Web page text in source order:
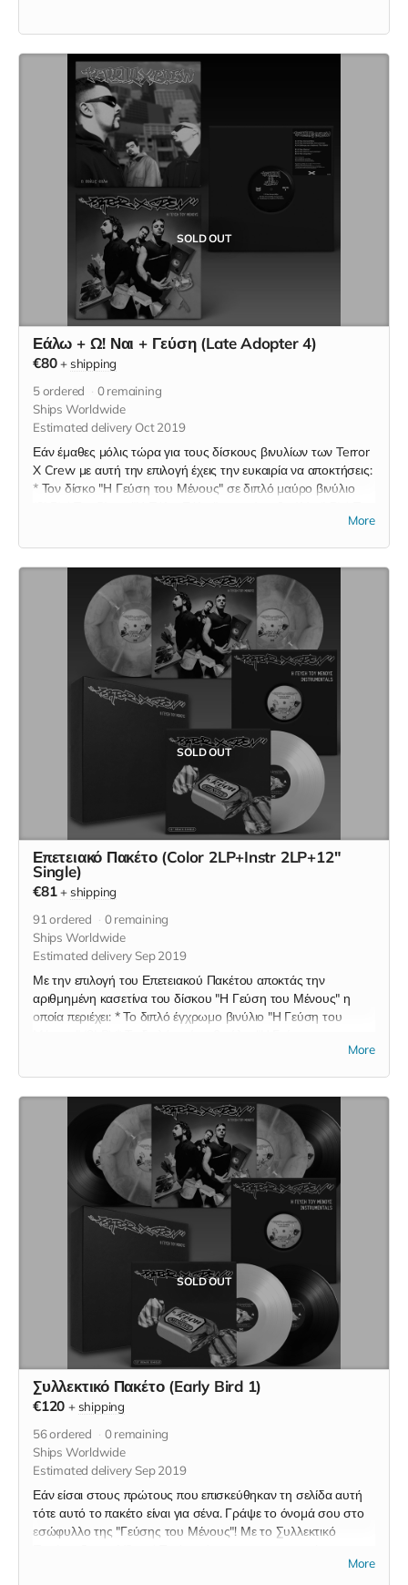
SOLD OUT
Εάλω + Ω! Ναι + Γεύση (Late Adopter 4)
€80 + shipping
5ordered 0remaining
Ships Worldwide
Estimated delivery Oct 2019
Εάν έμαθες μόλις τώρα για τους δίσκους βινυλίων των Terror
X Crew με αυτή την επιλογή έχεις την ευκαιρία να αποκτήσεις:
* Τον δίσκο "Η Γεύση του Μένους" σε διπλό μαύρο βινύλιο
More
SOLD OUT
Επετειακό Πακέτο (Color 2LP+Instr 2LP+12"
Single)
€81 + shipping
91 ordered 0remaining
Ships Worldwide
Estimated delivery Sep 2019
Με την επιλογή του Επετειακού Πακέτου αποκτάς την
αριθμημένη κασετίνα του δίσκου "Η Γεύση του Μένους" η
οποία περιέχει: * Το διπλό έγχρωμο βινύλιο "Η Γεύση του
Μένους - Instrumentals" (2LP) * Το λευκό βινύλιο "Η Γεύση
κασετίνα και δεν θα τυπωθούν ποτέ ξανά.
More
SOLD OUT
Συλλεκτικό Πακέτο (Early Bird 1)
€120 + shipping
56ordered 0remaining
Ships Worldwide
Estimated delivery Sep 2019
Εάν είσαι στους πρώτους που επισκεύθηκαν τη σελίδα αυτή
τότε αυτό το πακέτο είναι για σένα. Γράψε το όνομά σου στο
εσώφυλλο της "Γεύσης του Μένους"! Με το Συλλεκτικό
More